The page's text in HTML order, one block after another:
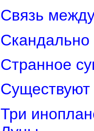
Связь
Странное
Три